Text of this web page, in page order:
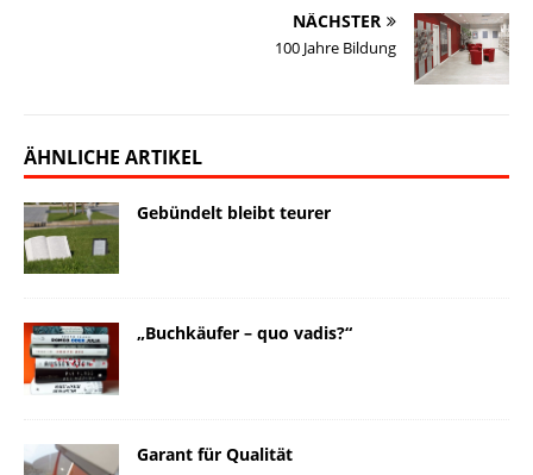
NÄCHSTER
100 Jahre Bildung
ÄHNLICHE ARTIKEL
Gebündelt bleibt teurer
„Buchkäufer – quo vadis?“
Garant für Qualität